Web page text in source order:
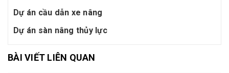
Dự án cầu dẫn xe nâng
Dự án sàn nâng thủy lực
BÀI VIẾT LIÊN QUAN